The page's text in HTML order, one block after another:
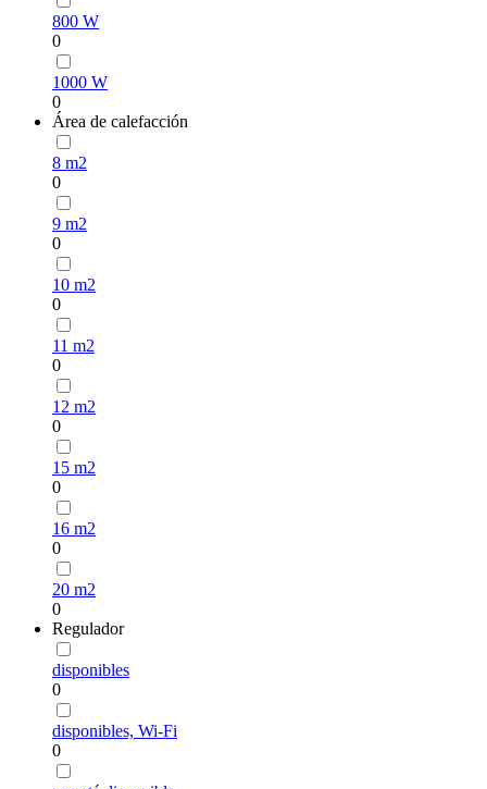
800 W
0
1000 W
0
Área de calefacción
8 m2
0
9 m2
0
10 m2
0
11 m2
0
12 m2
0
15 m2
0
16 m2
0
20 m2
0
Regulador
disponibles
0
disponibles, Wi-Fi
0